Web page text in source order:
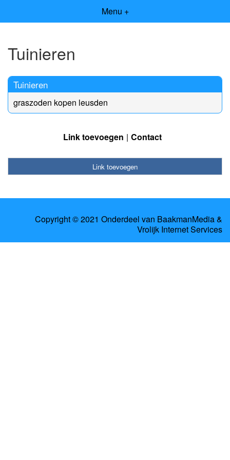
Menu +
Tuinieren
Tuinieren
graszoden kopen leusden
Link toevoegen Contact
Link toevoegen
Copyright © 2021 Onderdeel van BaakmanMedia&
Vrolijk Internet Services